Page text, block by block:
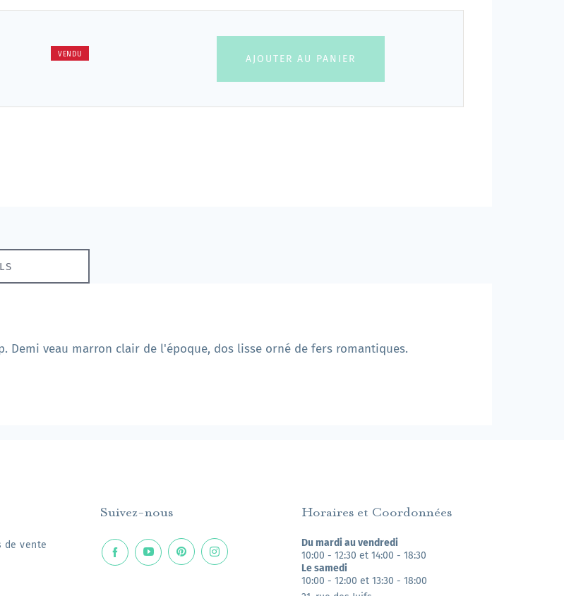
VENDU AJOUTER AU PANIER
Demi veau marron clair de l'époque, dos lisse orné de fers romantiques.
de vente
Suivez-nous Horaires et Coordonnées
Du mardi au vendredi
10:00 - 12:30 et 14:00 - 18:30
Le samedi
10:00 - 12:00 et 13:30 - 18:00